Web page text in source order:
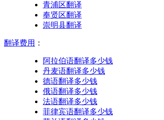
青浦区翻译
奉贤区翻译
崇明县翻译
翻译费用 ：
阿拉伯语翻译多少钱
丹麦语翻译多少钱
德语翻译多少钱
俄语翻译多少钱
法语翻译多少钱
菲律宾语翻译多少钱